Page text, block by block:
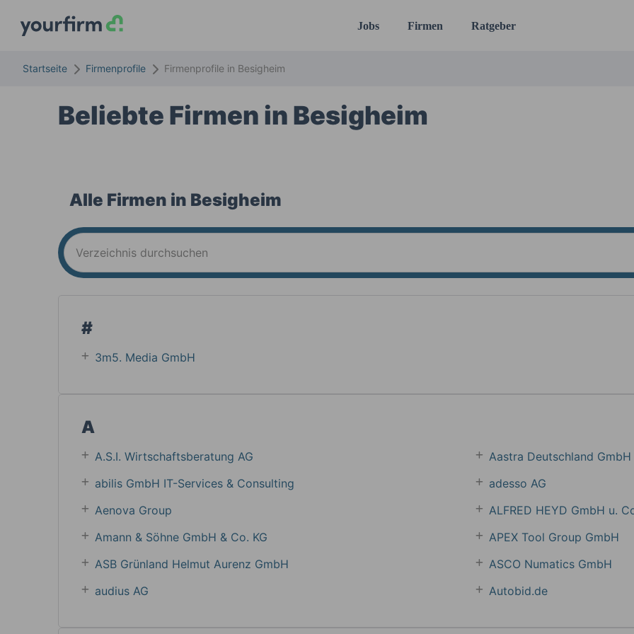
Jobs Firmen Ratgeber
Startseite Firmenprofile Firmenprofile in Besigheim
Beliebte Firmen in Besigheim
Alle Firmen in Besigheim
#
3m5. Media GmbH
A
A.S.I. Wirtschaftsberatung AG
Aastra Deutschland GmbH
abilis GmbH IT-Services & Consulting
adesso AG
Aenova Group
ALFRED HEYD GmbH u.
Amann & Söhne GmbH & Co. KG
APEX Tool Group GmbH
ASB Grün­land Helmut Au­renz GmbH
ASCO Numatics GmbH
audius AG
Autobid.de